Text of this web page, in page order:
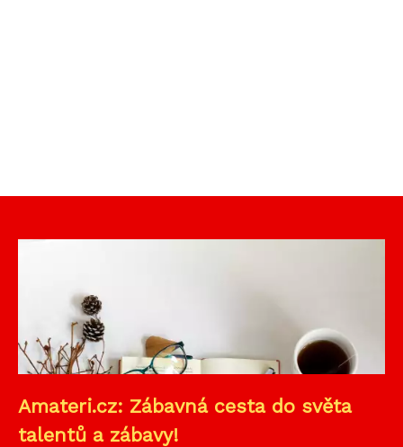
Amateri.cz: Zábavná cesta do světa
talentů a zábavy!